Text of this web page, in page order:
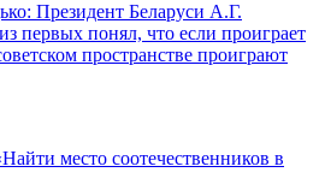
Президент Беларуси А.Г.
первых понял, что если проиграет
пространстве проиграют
место соотечественников в